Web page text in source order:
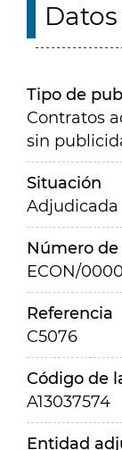
Tipo de
Contratos
sin
Situación
Adjudicada
Número
ECON/
Referencia
C5076
Código de
A13037574
Entidad